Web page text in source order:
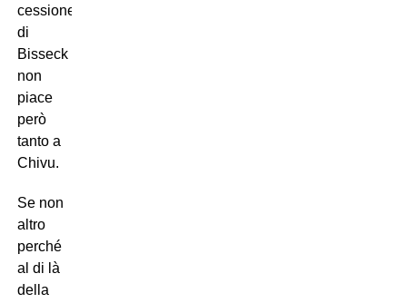
cessione
di
Bisseck
non
piace
però
tanto a
Chivu.
Se non
altro
perché
al di là
della